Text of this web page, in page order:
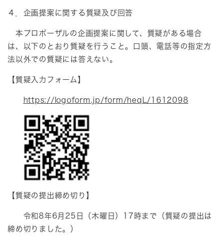
４．企画提案に関する質疑及び回答
本プロポーザルの企画提案に関して、質疑がある場合
は、以下のとおり質疑を行うこと。口頭、電話等の指定方
法以外での質疑には答えない。
【質疑入力フォーム】
https://logoform.jp/form/heqL/1612098
【質疑の提出締め切り】
令和8年6月25日（木曜日）17時まで（質疑の提出は
締め切りました。）